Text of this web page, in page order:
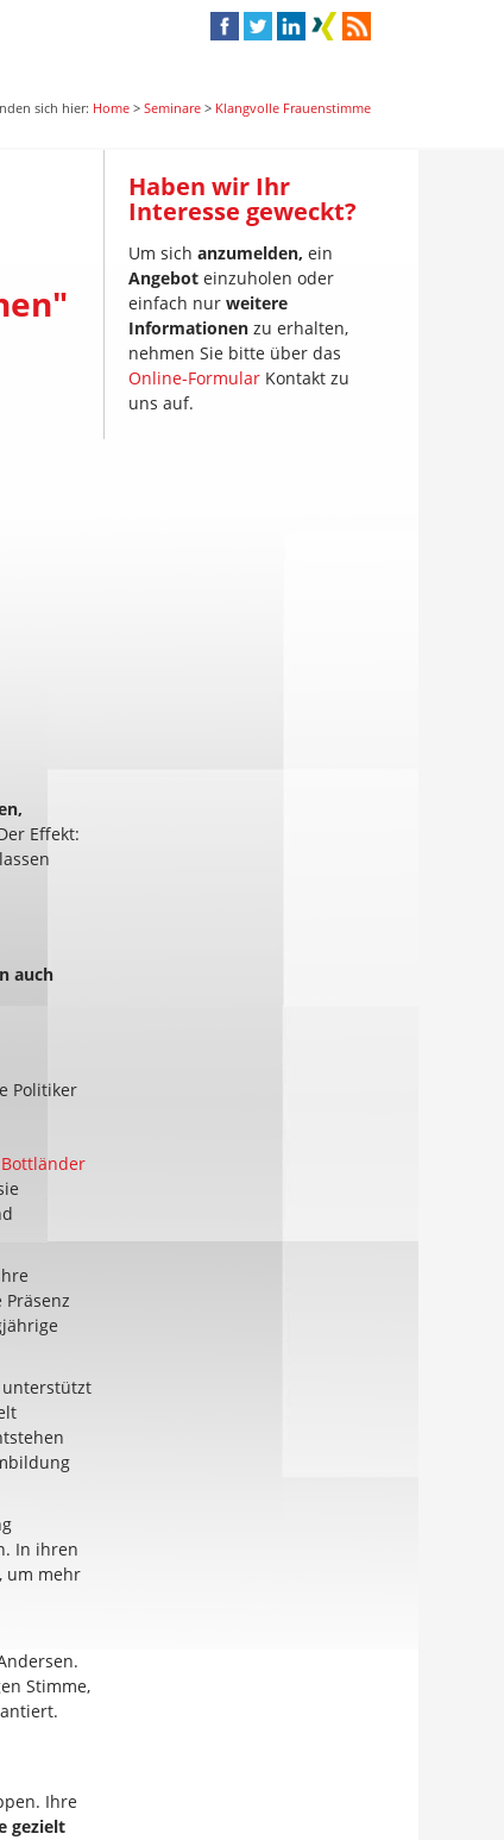
sich hier: Home > Seminare > Klangvolle Frauenstimme
Effekt:
auch
Politiker
unterstützt
In ihren
um mehr
Stimme,
Ihre
gezielt
Haben wir Ihr
Interesse geweckt?
Um sich anzumelden, ein
Angebot einzuholen oder
einfach nur weitere
Informationen zu erhalten,
nehmen Sie bitte über das
Online-Formular Kontakt zu
uns auf.